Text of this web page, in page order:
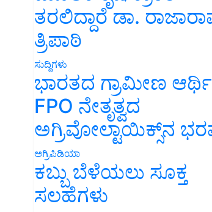
ತರಲಿದ್ದಾರೆ ಡಾ.
ತ್ರಿಪಾಠಿ
ಸುದ್ದಿಗಳು
ಭಾರತದ ಗ್ರಾಮೀಣ
FPO ನೇತೃತ್ವದ
ಅಗ್ರಿವೋಲ್ಟಾಯಿಕ್ಸ್‌ನ
ಅಗ್ರಿಪಿಡಿಯಾ
ಕಬ್ಬು ಬೆಳೆಯಲು ಸೂಕ್ತ
ಸಲಹೆಗಳು